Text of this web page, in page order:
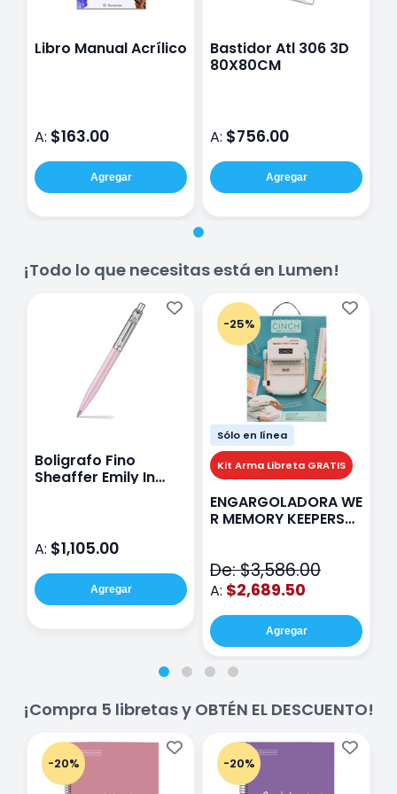
Libro Manual Acrílico
A: $163.00
Agregar
Bastidor Atl 306 3D
80X80CM
A: $756.00
Agregar
¡Todo lo que necesitas está en Lumen!
Boligrafo Fino
Sheaffer Emily In
A: $1,105.00
Agregar
-25%
Sólo en línea
Kit Arma Libreta GRATIS
ENGARGOLADORA WE
R MEMORY KEEPERS
De: $3,586.00
A: $2,689.50
Agregar
¡Compra 5 libretas y OBTÉN EL DESCUENTO!
-20% -20%